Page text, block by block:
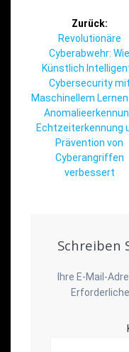
Zurück:
Vorheriger
Beitrag:
Revolutionäre
Cyberabwehr: Wie
Künstlich
Cybersecurity mit
Maschinellem
Echtzeiterkennung
Prävention von
Cyberangriffen
verbessert
Schreiben
Ihre E-Mail-